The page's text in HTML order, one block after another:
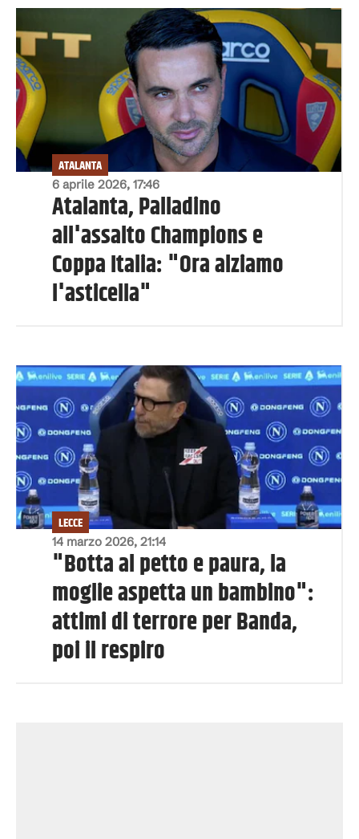
6 aprile 2026, 17:46
ATALANTA
Atalanta, Palladino
all'assalto Champions e
Coppa Italia: "Ora alziamo
l'asticella"
14 marzo 2026, 21:14
LECCE
"Botta al petto e paura, la
moglie aspetta un bambino":
attimi di terrore per Banda,
poi il respiro